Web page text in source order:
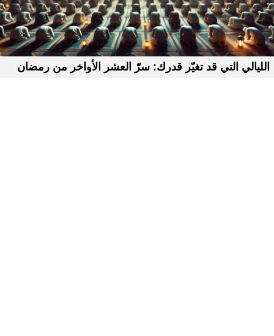
الليالي التي قد تغيّر قدرك: سرّ العشر الأواخر من رمضان